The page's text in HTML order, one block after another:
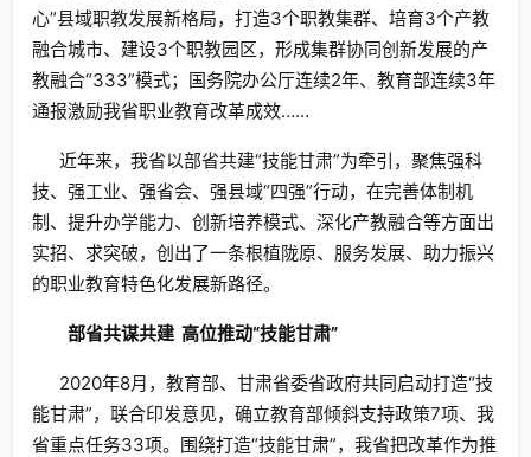
心”县域职教发展新格局，打造3个职教集群、培育3个产教
融合城市、建设3个职教园区，形成集群协同创新发展的产
教融合“333”模式；国务院办公厅连续2年、教育部连续3年
通报激励我省职业教育改革成效……
近年来，我省以部省共建“技能甘肃”为牵引，聚焦强科
技、强工业、强省会、强县域“四强”行动，在完善体制机
制、提升办学能力、创新培养模式、深化产教融合等方面出
实招、求突破，创出了一条根植陇原、服务发展、助力振兴
的职业教育特色化发展新路径。
部省共谋共建高位推动“技能甘肃”
2020年8月，教育部、甘肃省委省政府共同启动打造“技
能甘肃”，联合印发意见，确立教育部倾斜支持政策7项、我
省重点任务33项。围绕打造“技能甘肃”，我省把改革作为推